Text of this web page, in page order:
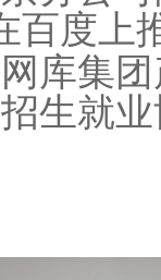
百度上
库集
生就